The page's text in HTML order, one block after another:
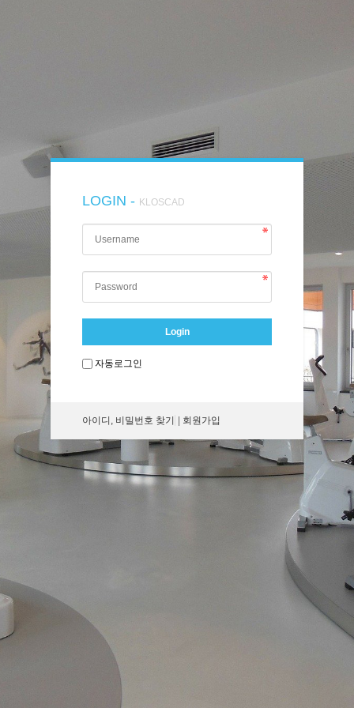
LOGIN - KLOSCAD
Login
자동로그인
아이디, 비밀번호 찾기 회원가입